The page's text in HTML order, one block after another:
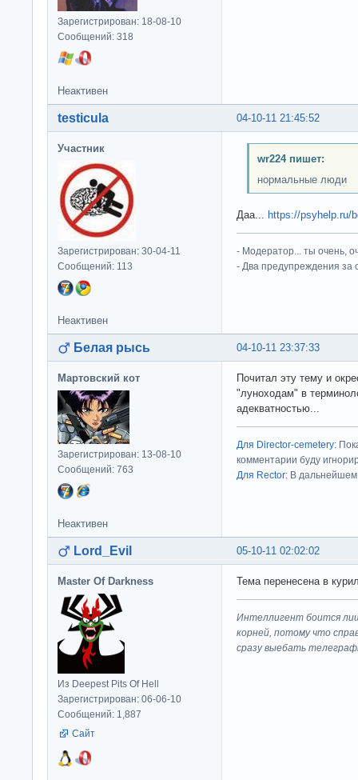
Зарегистрирован: 18-08-10
Сообщений: 318
Неактивен
04-10-11 21:45:52
testicula
Участник
Зарегистрирован: 30-04-11
Сообщений: 113
wr224 пишет:
нормальные люди
Даа... https://psyhelp.ru/
- Модератор... ты очень,
- Два предупреждения за
Неактивен
04-10-11 23:37:33
Белая рысь
Мартовский кот
Зарегистрирован: 13-08-10
Сообщений: 763
Почитал эту тему и
"луноходам" в
адекватностью...
Для Director-cemetery:
комментарии буду
Для Rector: В дальнейшем
Неактивен
05-10-11 02:02:02
Lord_Evil
Master Of Darkness
Из Deepest Pits Of Hell
Зарегистрирован: 06-06-10
Сообщений: 1,887
Сайт
Тема перенесена в
Интеллигент боится
корней, потому что
сразу выeбaть